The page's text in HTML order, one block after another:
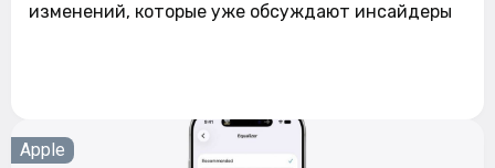
изменений, которые уже обсуждают инсайдеры
Apple